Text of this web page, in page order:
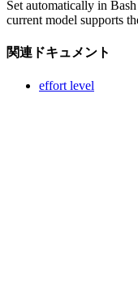
Set automatically in
current model supports
関連ドキュメント
effort level